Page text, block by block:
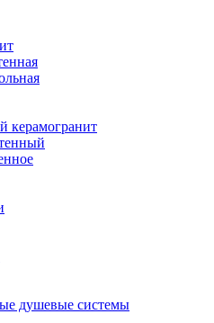
керамогранит
душевые системы